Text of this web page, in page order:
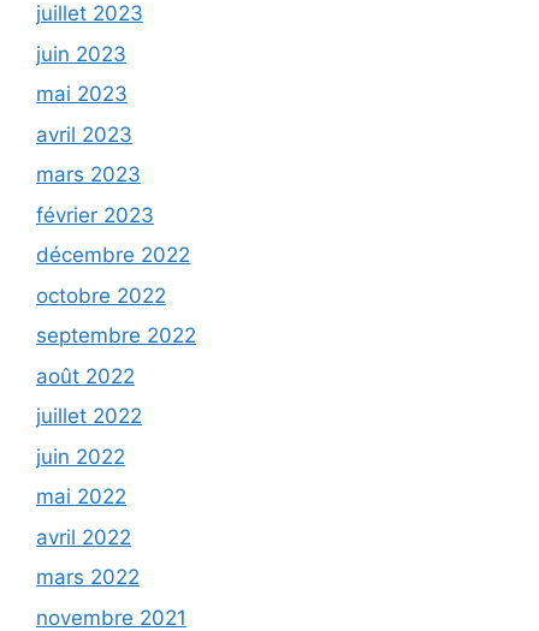
juillet 2023
juin 2023
mai 2023
avril 2023
mars 2023
février 2023
décembre 2022
octobre 2022
septembre 2022
août 2022
juillet 2022
juin 2022
mai 2022
avril 2022
mars 2022
novembre 2021